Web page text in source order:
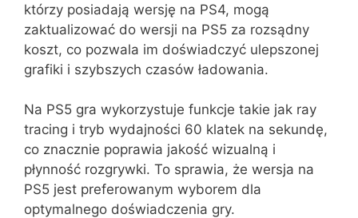
którzy posiadają wersję na PS4, mogą
zaktualizować do wersji na PS5 za rozsądny
koszt, co pozwala im doświadczyć ulepszonej
grafiki i szybszych czasów ładowania.
Na PS5 gra wykorzystuje funkcje takie jak ray
tracing i tryb wydajności 60 klatek na sekundę,
co znacznie poprawia jakość wizualną i
płynność rozgrywki. To sprawia, że wersja na
PS5 jest preferowanym wyborem dla
optymalnego doświadczenia gry.